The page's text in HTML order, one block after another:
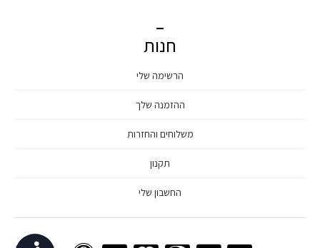
חנות
הרשימה שלי
ההזמנה שלך
משלוחים והחזרות
תקנון
החשבון שלי